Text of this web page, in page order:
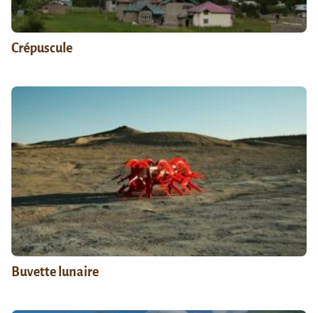
Crépuscule
Buvette lunaire